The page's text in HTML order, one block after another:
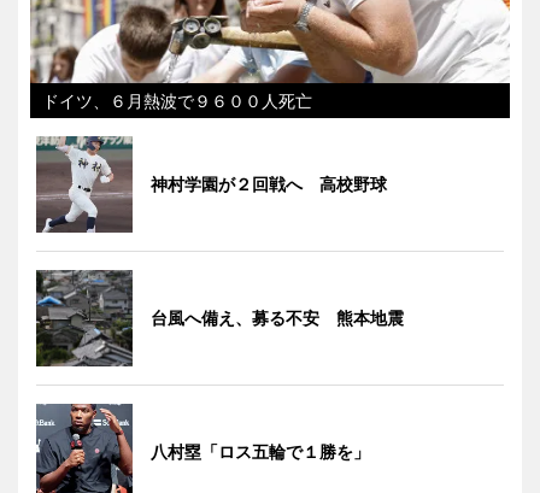
ドイツ、６月熱波で９６００人死亡
神村学園が２回戦へ 高校野球
台風へ備え、募る不安 熊本地震
八村塁「ロス五輪で１勝を」